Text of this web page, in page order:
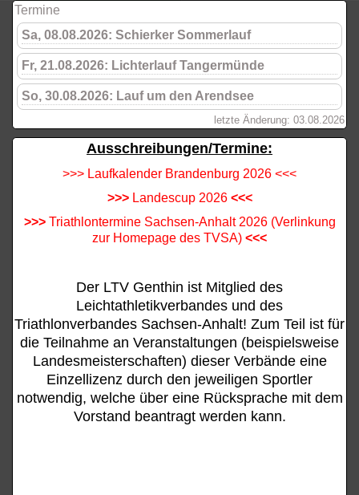
Termine
Sa, 08.08.2026: Schierker Sommerlauf
Fr, 21.08.2026: Lichterlauf Tangermünde
So, 30.08.2026: Lauf um den Arendsee
letzte Änderung: 03.08.2026
Ausschreibungen/Termine:
>>> Laufkalender Brandenburg 2026 <<<
>>> Landescup 2026 <<<
>>> Triathlontermine Sachsen-Anhalt 2026 (Verlinkung
zur Homepage des TVSA) <<<
Der LTV Genthin ist Mitglied des
Leichtathletikverbandes und des
Triathlonverbandes Sachsen-Anhalt! Zum Teil ist für
die Teilnahme an Veranstaltungen (beispielsweise
Landesmeisterschaften) dieser Verbände eine
Einzellizenz durch den jeweiligen Sportler
notwendig, welche über eine Rücksprache mit dem
Vorstand beantragt werden kann.